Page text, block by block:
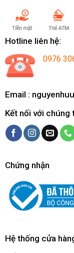
Hotline liên hệ:
0976
Email :
Kết nối với chúng
Chứng nhận
Hệ thống cửa